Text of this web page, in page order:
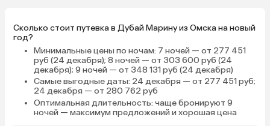
(треть большого
перегородкой с
Оборудование: два
телевизора в зале и
огромный шкаф с
спальне, круглый
Сколько стоит путевка в Дубай Марину из Омска на новый
год?
Минимальные цены по ночам: 7 ночей — от 277 451
руб (24 декабря); 8 ночей — от 303 600 руб (24
декабря); 9 ночей — от 348 131 руб (24 декабря)
Самые выгодные даты: 24 декабря — от 277 451 руб;
24 декабря — от 280 762 руб
Оптимальная длительность: чаще бронируют 9
ночей — максимум предложений и хорошая цена